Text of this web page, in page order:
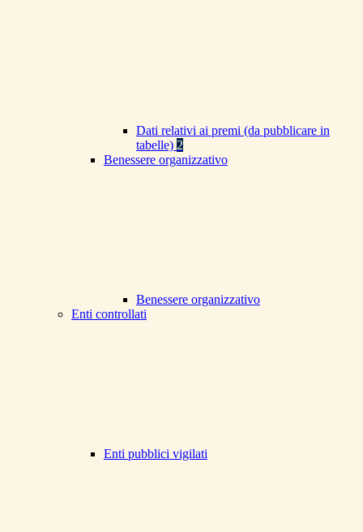
Dati relativi ai premi (da pubblicare in
tabelle) 2
Benessere organizzativo
Benessere organizzativo
Enti controllati
Enti pubblici vigilati